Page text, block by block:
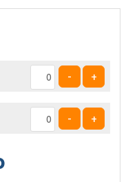
- +
- +